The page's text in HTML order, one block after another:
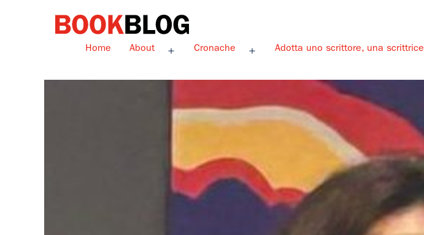
Home About
Apri
Cronache
Apri
Adotta uno scrittore, una scrittrice